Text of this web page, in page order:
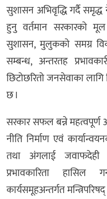
सुशासन अभिवृद्धि गर्दै समृद्ध
हुनु वर्तमान सरकारको
सुशासन, मुलुकको समग्र
सम्बन्ध, अन्तरतह
छिटोछरितो जनसेवाका
छ ।
सरकार सफल बन्ने महत्वपूर्ण
नीति निर्माण एवं
तथा अंगलाई जवाफदेही
प्रभावकारिता
कार्यसमूहअन्तर्गत